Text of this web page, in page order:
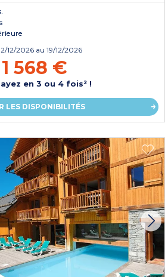
12/2026 au 19/12/2026
1 568 €
en 3 ou 4 fois² !
LES DISPONIBILITÉS